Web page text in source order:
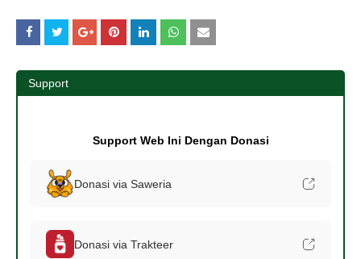
Support
Support Web Ini Dengan Donasi
Donasi via Saweria
Donasi via Trakteer